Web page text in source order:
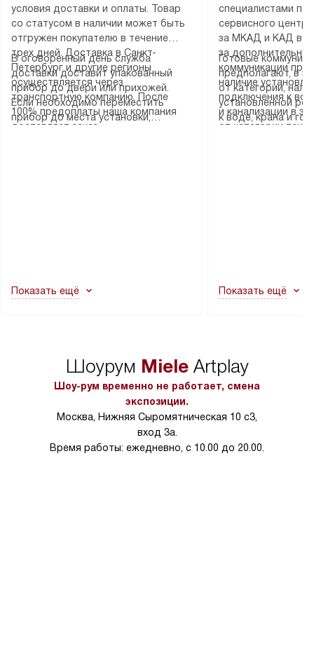
условия доставки и оплаты. Товар
со статусом в наличии может быть
отгружен покупателю в течение
трех дней. Доставка в Санкт-
Петербург и другие регионы
осуществляется через
транспортную компанию. После
100% предоплаты наша компания
доставляет заказ
В оговоренный день служба
доставки доставит упакованный
прибор до двери или прихожей.
Если необходимо переместить
прибор до места установки,
в гарантийном ремонте в будущем.
Показать ещё
специалистами
сервисного
за МКАД и КАД
за
коммуникации
наличие
подключения к
и канализации в
от категории
Готовые
предполагают, в
от категории,
установленной
к воде, крана и
не включаются:
в условиях
тарифы на услуги
Показать ещё
Шоурум MieleArtplay
Шоу-рум временно не работает, смена
экспозиции.
Москва, Нижняя Сыромятническая 10 с3,
вход 3а.
Время работы: ежедневно, с 10.00 до 20.00.